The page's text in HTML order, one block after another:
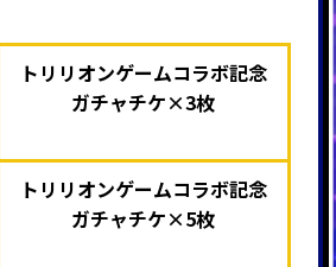
トリリオンゲームコラボ記念
ガチャチケ×3枚
トリリオンゲームコラボ記念
ガチャチケ×5枚